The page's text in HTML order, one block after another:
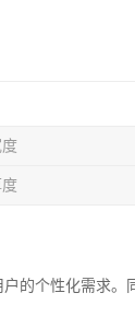
度
度
的个性化需求。